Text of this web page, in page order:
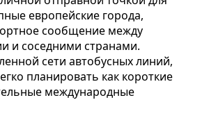
европейские города,
сообщение между
и соседними странами.
сети автобусных линий,
планировать как короткие
международные